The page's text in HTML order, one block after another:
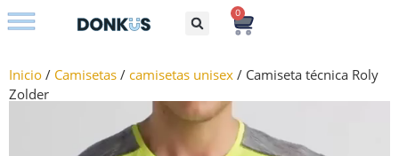
0
Inicio / Camisetas / camisetas unisex / Camiseta técnica Roly
Zolder